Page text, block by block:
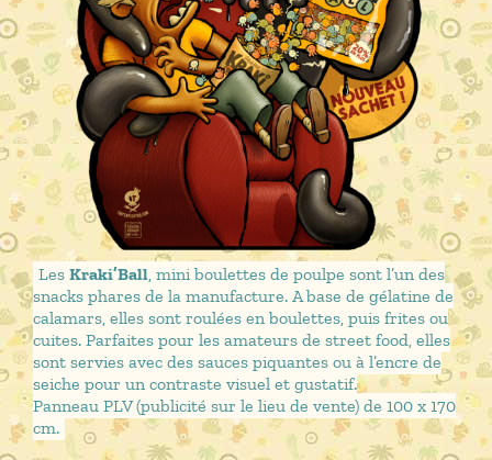
Les Kraki’Ball, mini boulettes de poulpe sont l’un des
snacks phares de la manufacture. A base de gélatine de
calamars, elles sont roulées en boulettes, puis frites ou
cuites. Parfaites pour les amateurs de street food, elles
sont servies avec des sauces piquantes ou à l’encre de
seiche pour un contraste visuel et gustatif.
Panneau PLV (publicité sur le lieu de vente) de 100 x 170
cm.